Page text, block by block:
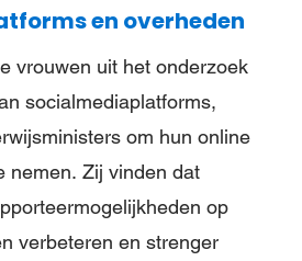
en overheden
vrouwen uit het onderzoek
socialmediaplatforms,
om hun online
nemen. Zij vinden dat
op
verbeteren en strenger